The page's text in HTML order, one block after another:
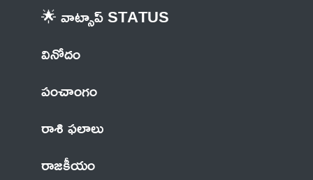
🌟 వాట్సాప్ STATUS
వినోదం
పంచాంగం
రాశి ఫలాలు
రాజకీయం